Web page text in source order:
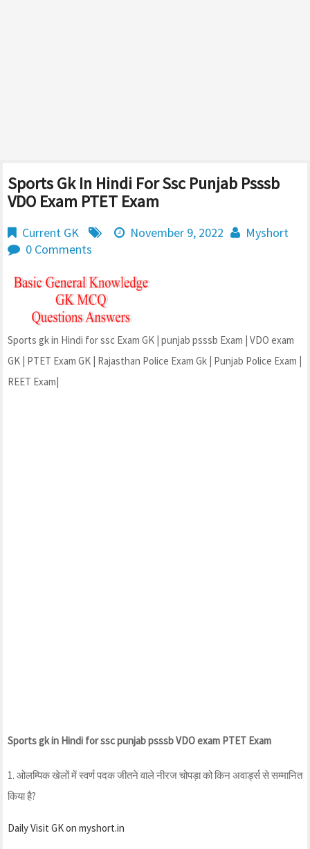
Sports Gk In Hindi For Ssc Punjab Psssb
VDO Exam PTET Exam
Current GK November 9, 2022
Myshort
0 Comments
Sports gk in Hindi for ssc Exam GK | punjab psssb Exam | VDO exam
GK | PTET Exam GK | Rajasthan Police Exam Gk | Punjab Police Exam |
REET Exam|
Sports gk in Hindi for ssc punjab psssb VDO exam PTET Exam
1. ओलम्पिक खेलों में स्वर्ण पदक जीतने वाले नीरज चोपड़ा को किन अवार्ड्स से सम्मानित
किया है?
Daily Visit GK on myshort.in